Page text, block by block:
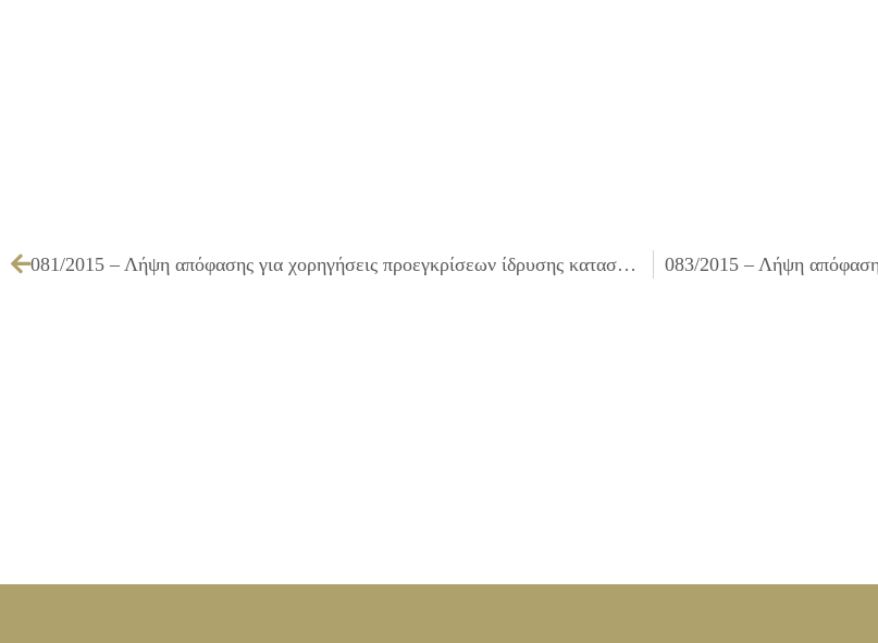
081/2015 – Λήψη απόφασης για χορηγήσεις προεγκρίσεων ίδρυσης καταστημάτων υγειονομικού ενδιαφέροντος